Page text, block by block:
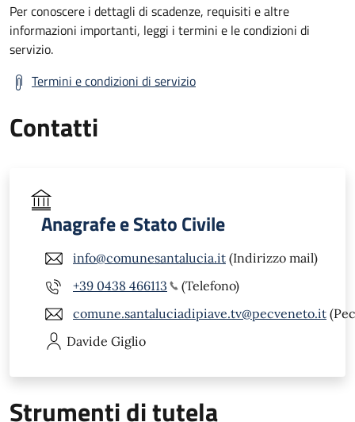
Per conoscere i dettagli di scadenze, requisiti e altre
informazioni importanti, leggi i termini e le condizioni di
servizio.
Termini e condizioni di servizio
Contatti
Anagrafe e Stato Civile
info@comunesantalucia.it (Indirizzo mail)
+39 0438 466113
(Telefono)
comune.santaluciadipiave.tv@pecveneto.it
Davide Giglio
Strumenti di tutela